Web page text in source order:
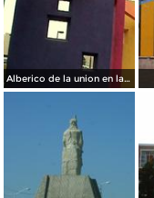
Alberico de la union en la Gran Plaza